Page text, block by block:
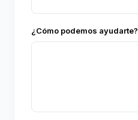
¿Cómo podemos ayudarte?